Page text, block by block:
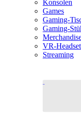
Konsolen
Games
Gaming-
Gaming-
VR-
Streaming